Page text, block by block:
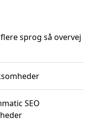
sprog så overvej
SEO